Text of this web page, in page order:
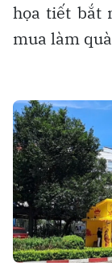
họa tiết bắt
mua làm